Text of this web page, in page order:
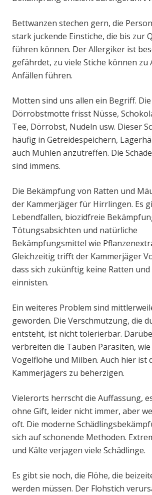
Bettwanzen stechen gern, die
stark juckende Einstiche, die bis zur
führen können. Der Allergiker ist
gefährdet, zu viele Stiche können zu
Anfällen führen.
Motten sind uns allen ein Begriff.
Dörrobstmotte frisst Nüsse,
Tee, Dörrobst, Nudeln usw. Dieser
häufig in Getreidespeichern,
auch Mühlen anzutreffen. Die
sind immens.
Die Bekämpfung von Ratten und
der Kammerjäger für Hirrlingen. Es
Lebendfallen, biozidfreie
Tötungsabsichten und natürliche
Bekämpfungsmittel wie
Gleichzeitig trifft der Kammerjäger
dass sich zukünftig keine Ratten
einnisten.
Ein weiteres Problem sind
geworden. Die Verschmutzung, die
entsteht, ist nicht tolerierbar.
verbreiten die Tauben Parasiten, wie
Vogelflöhe und Milben. Auch hier ist
Kammerjägers zu beherzigen.
Vielerorts herrscht die Auffassung,
ohne Gift, leider nicht immer, aber
oft. Die moderne
sich auf schonende Methoden.
und Kälte verjagen viele Schädlinge.
Es gibt sie noch, die Flöhe, die
werden müssen. Der Flohstich